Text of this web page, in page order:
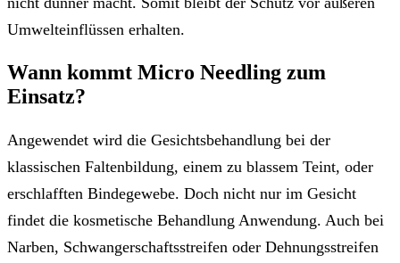
Umwelteinflüssen erhalten.
Wann kommt Micro Needling zum
Einsatz?
Angewendet wird die Gesichtsbehandlung bei der
klassischen Faltenbildung, einem zu blassem Teint, oder
erschlafften Bindegewebe. Doch nicht nur im Gesicht
findet die kosmetische Behandlung Anwendung. Auch bei
Narben, Schwangerschaftsstreifen oder Dehnungsstreifen